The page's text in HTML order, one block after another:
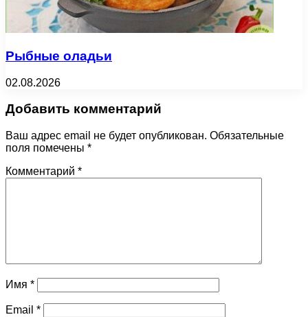
Рыбные оладьи
02.08.2026
Добавить комментарий
Ваш адрес email не будет опубликован. Обязательные
поля помечены *
Комментарий *
Имя *
Email *